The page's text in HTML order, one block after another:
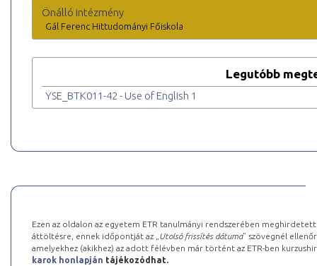
Önálló intézmény
Gál Ferenc Hittudományi Főiskola
Legutóbb
YSE_BTK011-42 - Use of English 1
Ezen az oldalon az egyetem ETR tanulmányi rendszerében
áttöltésre, ennek időpontját az „ Utolsó frissítés dátuma” szövegnél
amelyekhez (akikhez) az adott félévben már történt az ETR-ben
karok honlapján tájékozódhat.